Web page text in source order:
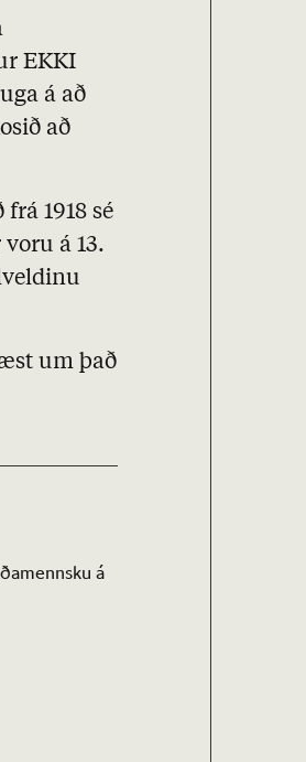
EKKI
á að
að
1918 sé
á 13.
um það
á